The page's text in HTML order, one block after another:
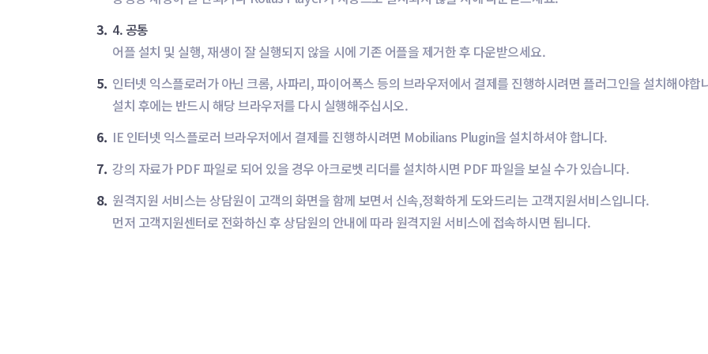
3. 4. 공통
어플 설치 및 실행, 재생이 잘 실행되지 않을 시에 기존 어플을 제거한 후 다운받으세요.
5. 인터넷 익스플로러가 아닌 크롬, 사파리, 파이어폭스 등의 브라우저에서 결제를 진행하시려면 플러그인을 설치해야합
설치 후에는 반드시 해당 브라우저를 다시 실행해주십시오.
6. IE 인터넷 익스플로러 브라우저에서 결제를 진행하시려면 Mobilians Plugin을 설치하셔야 합니다.
7. 강의 자료가 PDF 파일로 되어 있을 경우 아크로벳 리더를 설치하시면 PDF 파일을 보실 수가 있습니다.
8. 원격지원 서비스는 상담원이 고객의 화면을 함께 보면서 신속,정확하게 도와드리는 고객지원서비스입니다.
먼저 고객지원센터로 전화하신 후 상담원의 안내에 따라 원격지원 서비스에 접속하시면 됩니다.